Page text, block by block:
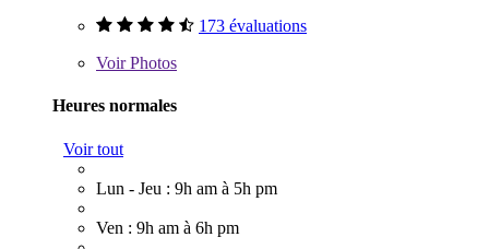
173 évaluations
VoirPhotos
Heures normales
Voir tout
Lun - Jeu : 9h am à 5h pm
Ven : 9h am à 6h pm